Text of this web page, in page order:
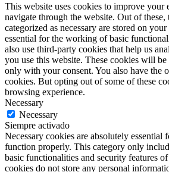
This website uses cookies to improve your
navigate through the website. Out of these,
categorized as necessary are stored on
essential for the working of basic
also use third-party cookies that help us
you use this website. These cookies will
only with your consent. You also have the
cookies. But opting out of some of these
browsing experience.
Necessary
Necessary
Siempre activado
Necessary cookies are absolutely essential
function properly. This category only
basic functionalities and security features
cookies do not store any personal